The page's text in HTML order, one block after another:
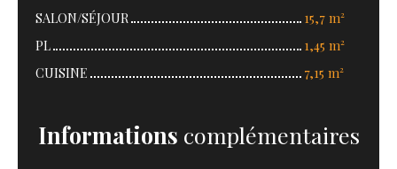
SALON/SÉJOUR
15,7 m²
PL
1,45 m²
CUISINE
7,15 m²
Informations complémentaires